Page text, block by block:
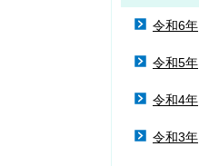
令和6年
令和5年
令和4年
令和3年